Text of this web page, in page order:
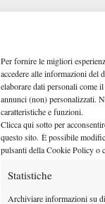
Per fornire le migliori
accedere alle informazioni del
elaborare dati personali come
annunci (non) personalizzati.
caratteristiche e funzioni.
Clicca qui sotto per
questo sito. È possibile
pulsanti della Cookie Policy o
Statistiche
Archiviare informazioni su